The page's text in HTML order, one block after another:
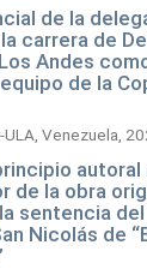
de la
carrera de
Andes
de la
Venezuela,
de la obra
sentencia
Nicolás de